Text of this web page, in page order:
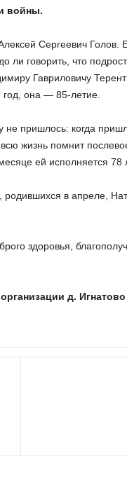
войны.
Сергеевич Голов.
ли говорить, что
Гавриловичу
она — 85-летие.
не пришлось: когда
жизнь помнит
ей исполняется 78
в апреле,
здоровья,
д. Игнатово